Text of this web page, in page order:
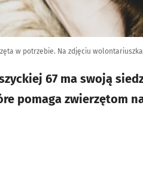
w potrzebie. Na zdjęciu
67 ma swoją
pomaga zwierzętom